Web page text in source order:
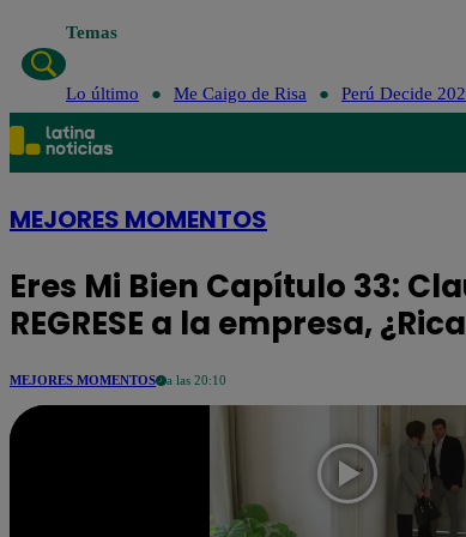
Temas
Lo último Me Caigo de Risa Perú Decide
MEJORES MOMENTOS
Eres Mi Bien Capítulo 33:
REGRESE a la empresa,
MEJORES MOMENTOS a las 20:10